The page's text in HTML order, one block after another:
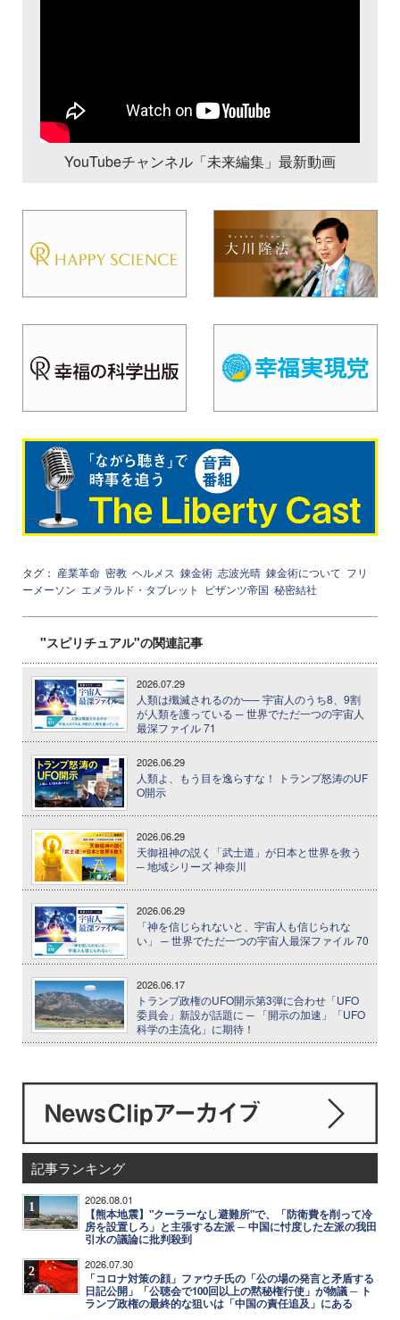
YouTubeチャンネル「未来編集」最新動画
タグ： 産業革命 密教 ヘルメス 錬金術 志波光晴 錬金術について フリ
ーメーソン エメラルド・タブレット ビザンツ帝国 秘密結社
"スピリチュアル"の関連記事
2026.07.29
人類は殲滅されるのか── 宇宙人のうち8、9割
が人類を護っている ─ 世界でただ一つの宇宙人
最深ファイル 71
2026.06.29
人類よ、もう目を逸らすな！ トランプ怒涛のUF
O開示
2026.06.29
天御祖神の説く「武士道」が日本と世界を救う
─ 地域シリーズ 神奈川
2026.06.29
「神を信じられないと、宇宙人も信じられな
い」 ─ 世界でただ一つの宇宙人最深ファイル 70
2026.06.17
トランプ政権のUFO開示第3弾に合わせ「UFO
委員会」新設が話題に ─ 「開示の加速」「UFO
科学の主流化」に期待！
記事ランキング
1 2026.08.01
【熊本地震】"クーラーなし避難所"で、「防衛費を削って冷
房を設置しろ」と主張する左派 ─ 中国に忖度した左派の我田
引水の議論に批判殺到
2 2026.07.30
「コロナ対策の顔」ファウチ氏の「公の場の発言と矛盾する
日記公開」「公聴会で100回以上の黙秘権行使」が物議 ─ ト
ランプ政権の最終的な狙いは「中国の責任追及」にある